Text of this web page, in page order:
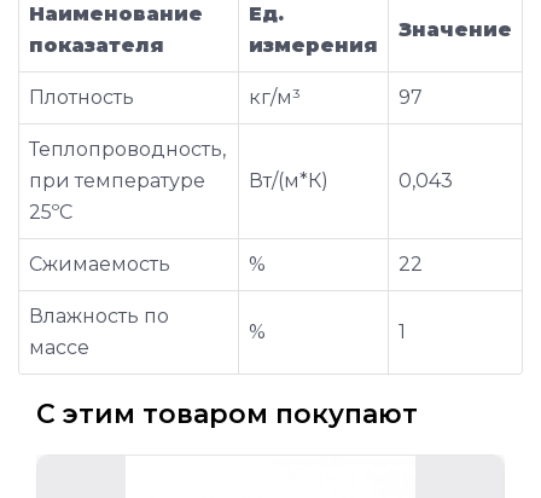
Наименование
показателя
Ед.
измерения
Значение
Плотность кг/м³ 97
Теплопроводность,
при температуре
25ºС
Вт/(м*К) 0,043
Сжимаемость % 22
Влажность по
массе
% 1
С этим товаром покупают